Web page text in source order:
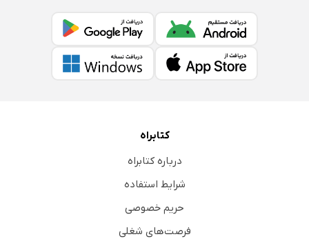
کتابراه
درباره کتابراه
شرایط استفاده
حریم خصوصی
فرصت‌های شغلی